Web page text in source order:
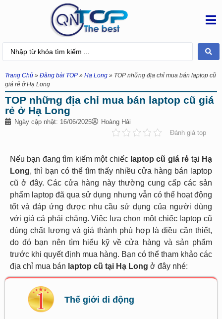
Trang Chủ » Đăng bài TOP » Hạ Long » TOP những địa chỉ mua bán laptop cũ
giá rẻ ở Hạ Long
TOP những địa chỉ mua bán laptop cũ giá
rẻ ở Hạ Long
Ngày cập nhật: 16/06/2025
Hoàng Hải
Đánh giá top
Nếu bạn đang tìm kiếm một chiếc laptop cũ giá rẻ tại Hạ
Long, thì bạn có thể tìm thấy nhiều cửa hàng bán laptop
cũ ở đây. Các cửa hàng này thường cung cấp các sản
phẩm laptop đã qua sử dụng nhưng vẫn có thể hoạt động
tốt và đáp ứng được nhu cầu sử dụng của người dùng
với giá cả phải chăng. Việc lựa chọn một chiếc laptop cũ
đúng chất lượng và giá thành phù hợp là điều cần thiết,
do đó bạn nên tìm hiểu kỹ về cửa hàng và sản phẩm
trước khi quyết định mua hàng. Bạn có thể tham khảo các
địa chỉ mua bán laptop cũ tại Hạ Long ở đây nhé:
Thế giới di động